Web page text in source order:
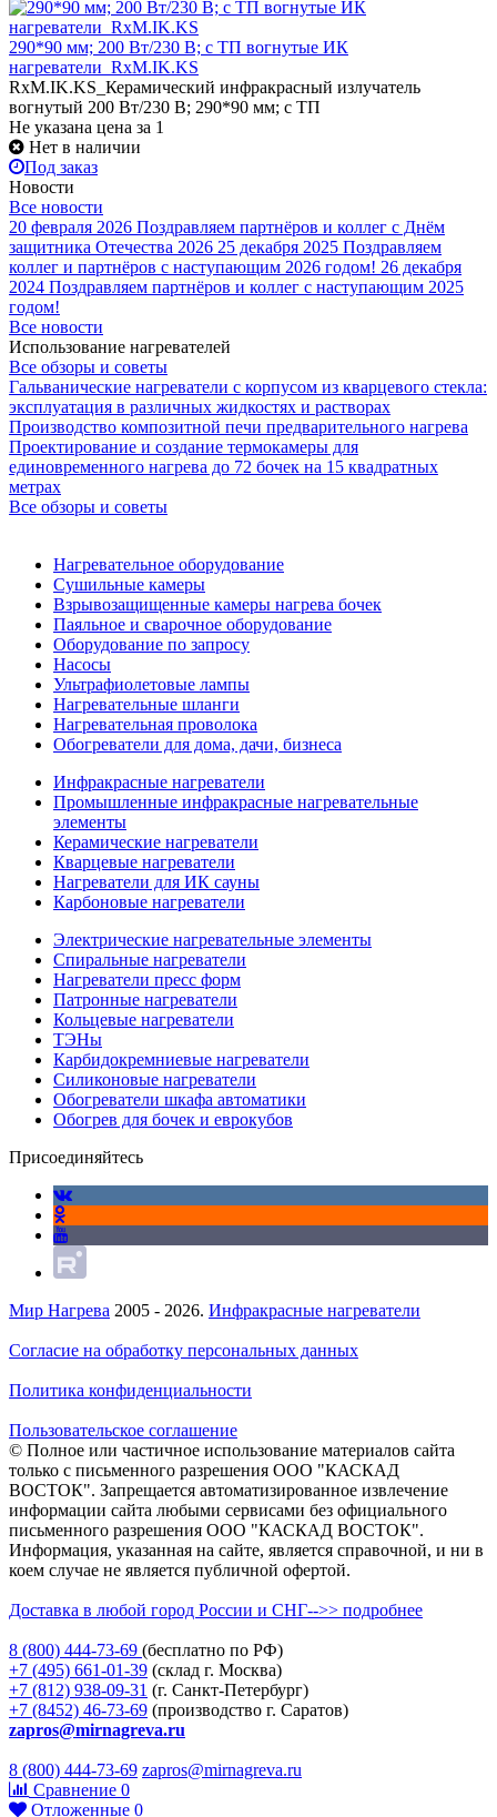
290*90 мм; 200 Вт/230 В; с ТП вогнутые ИК
нагреватели_RxM.IK.KS
RxM.IK.KS_Керамический инфракрасный излучатель
вогнутый 200 Вт/230 В; 290*90 мм; с ТП
Не указана цена за 1
Нет в наличии
Под заказ
Новости
Все новости
20 февраля 2026 Поздравляем партнёров и коллег с Днём
защитника Отечества 2026 25 декабря 2025 Поздравляем
коллег и партнёров с наступающим 2026 годом! 26 декабря
2024 Поздравляем партнёров и коллег с наступающим 2025
годом!
Все новости
Использование нагревателей
Все обзоры и советы
Гальванические нагреватели с корпусом из кварцевого стекла:
эксплуатация в различных жидкостях и растворах
Производство композитной печи предварительного нагрева
Проектирование и создание термокамеры для
единовременного нагрева до 72 бочек на 15 квадратных
метрах
Все обзоры и советы
Нагревательное оборудование
Сушильные камеры
Взрывозащищенные камеры нагрева бочек
Паяльное и сварочное оборудование
Оборудование по запросу
Насосы
Ультрафиолетовые лампы
Нагревательные шланги
Нагревательная проволока
Обогреватели для дома, дачи, бизнеса
Инфракрасные нагреватели
Промышленные инфракрасные нагревательные
элементы
Керамические нагреватели
Кварцевые нагреватели
Нагреватели для ИК сауны
Карбоновые нагреватели
Электрические нагревательные элементы
Спиральные нагреватели
Нагреватели пресс форм
Патронные нагреватели
Кольцевые нагреватели
ТЭНы
Карбидокремниевые нагреватели
Силиконовые нагреватели
Обогреватели шкафа автоматики
Обогрев для бочек и еврокубов
Присоединяйтесь
Мир Нагрева 2005 - 2026. Инфракрасные нагреватели
Согласие на обработку персональных данных
Политика конфиденциальности
Пользовательское соглашение
© Полное или частичное использование материалов сайта
только с письменного разрешения ООО "КАСКАД
ВОСТОК". Запрещается автоматизированное извлечение
информации сайта любыми сервисами без официального
письменного разрешения ООО "КАСКАД ВОСТОК".
Информация, указанная на сайте, является справочной, и ни в
коем случае не является публичной офертой.
Доставка в любой город России и СНГ-->> подробнее
8 (800) 444-73-69 (бесплатно по РФ)
+7 (495) 661-01-39 (склад г. Москва)
+7 (812) 938-09-31 (г. Санкт-Петербург)
+7 (8452) 46-73-69 (производство г. Саратов)
zapros@mirnagreva.ru
8 (800) 444-73-69 zapros@mirnagreva.ru
Сравнение 0
Отложенные 0